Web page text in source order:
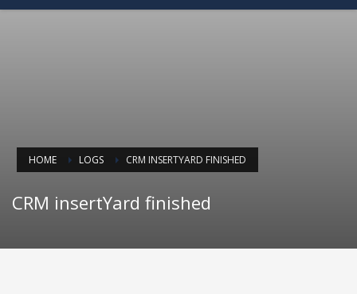
HOME LOGS CRM INSERTYARD FINISHED
CRM insertYard finished